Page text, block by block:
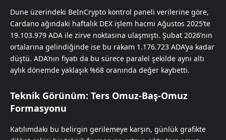
Dune üzerindeki BeInCrypto kontrol paneli verilerine göre,
Cardano ağındaki haftalık DEX işlem hacmi Ağustos 2025’te
19.103.979 ADA ile zirve noktasına ulaşmıştı. Şubat 2026’nın
ortalarına gelindiğinde ise bu rakam 1.176.723 ADA’ya kadar
düştü. ADA’nın fiyatı da bu sürece paralel şekilde aynı altı
aylık dönemde yaklaşık %68 oranında değer kaybetti.
Teknik Görünüm: Ters Omuz-Baş-Omuz
Formasyonu
Katılımdaki bu belirgin gerilemeye karşın, günlük grafikte